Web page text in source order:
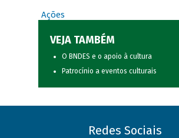
Ações
VEJA TAMBÉM
O BNDES e o apoio à cultura
Patrocínio a eventos culturais
Redes Sociais